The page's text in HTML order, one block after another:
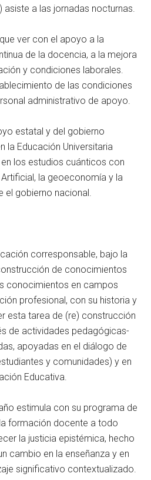
asiste a las jornadas nocturnas.
ver con el apoyo a la
de la docencia, a la mejora
y condiciones laborales.
de las condiciones
administrativo de apoyo.
estatal y del gobierno
la Educación Universitaria
los estudios cuánticos con
la geoeconomía y la
el gobierno nacional.
corresponsable, bajo la
de conocimientos
conocimientos en campos
profesional, con su historia y
esta tarea de (re) construcción
de actividades pedagógicas-
apoyadas en el diálogo de
y comunidades) y en
Educativa.
estimula con su programa de
formación docente a todo
la justicia epistémica, hecho
cambio en la enseñanza y en
significativo contextualizado.